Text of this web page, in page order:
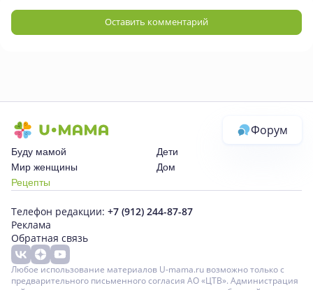
Оставить комментарий
Форум
Буду мамой
Дети
Мир женщины
Дом
Рецепты
Телефон редакции: +7 (912) 244-87-87
Реклама
Обратная связь
Любое использование материалов U-mama.ru возможно только с
предварительного письменного согласия АО «ЦТВ». Администрация